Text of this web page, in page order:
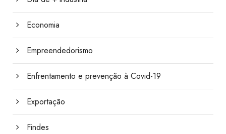
Economia
Empreendedorismo
Enfrentamento e prevenção à Covid-19
Exportação
Findes